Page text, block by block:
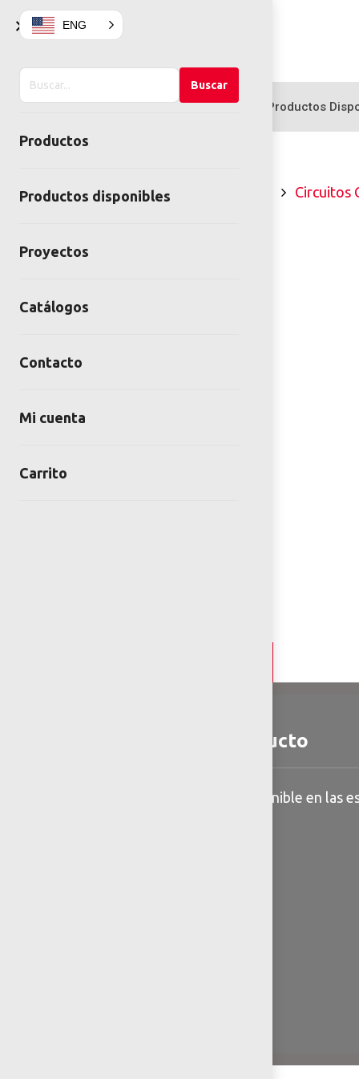
Productos Productos
Home Gimnasios al aire libre Circuitos
Detalles del producto
Información general disponible en las
×
Buscar
en
Buscar
Productos
Productos disponibles
Proyectos
Catálogos
Contacto
Mi cuenta
Carrito
ENG